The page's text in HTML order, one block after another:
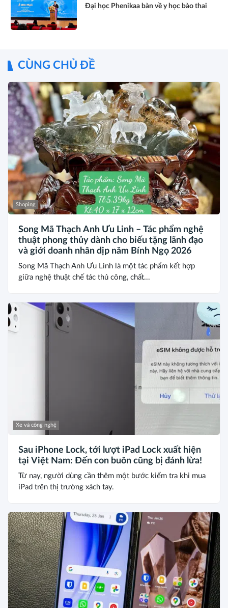
Đại học Phenikaa bàn về y học bào thai
CÙNG CHỦ ĐỀ
Shoping
Song Mã Thạch Anh Ưu Linh – Tác phẩm nghệ
thuật phong thủy dành cho biếu tặng lãnh đạo
và giới doanh nhân dịp năm Bính Ngọ 2026
Song Mã Thạch Anh Ưu Linh là một tác phẩm kết hợp
giữa nghệ thuật chế tác thủ công, chất...
Xe và công nghệ
Sau iPhone Lock, tới lượt iPad Lock xuất hiện
tại Việt Nam: Đến con buôn cũng bị đánh lừa!
Từ nay, người dùng cần thêm một bước kiểm tra khi mua
iPad trên thị trường xách tay.